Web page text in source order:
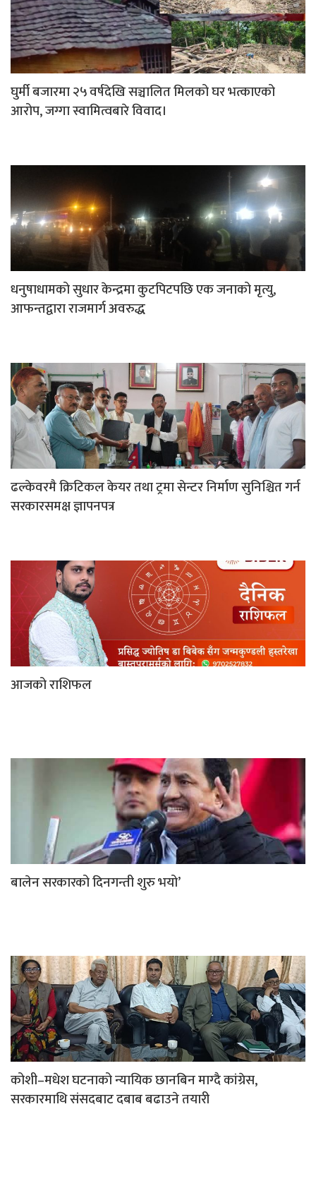
घुर्मी बजारमा २५ वर्षदेखि सञ्चालित मिलको घर भत्काएको
आरोप, जग्गा स्वामित्वबारे विवाद।
धनुषाधामको सुधार केन्द्रमा कुटपिटपछि एक जनाको मृत्यु,
आफन्तद्वारा राजमार्ग अवरुद्ध
ढल्केवरमै क्रिटिकल केयर तथा ट्रमा सेन्टर निर्माण सुनिश्चित गर्न
सरकारसमक्ष ज्ञापनपत्र
आजको राशिफल
बालेन सरकारको दिनगन्ती शुरु भयो’
कोशी–मधेश घटनाको न्यायिक छानबिन माग्दै कांग्रेस,
सरकारमाथि संसदबाट दबाब बढाउने तयारी